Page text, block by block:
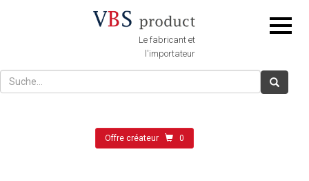
Le fabricant et
l'importateur
Offre créateur 0